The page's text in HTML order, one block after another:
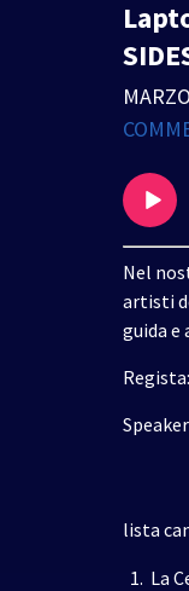
Nel
artisti
guida e
lista
La